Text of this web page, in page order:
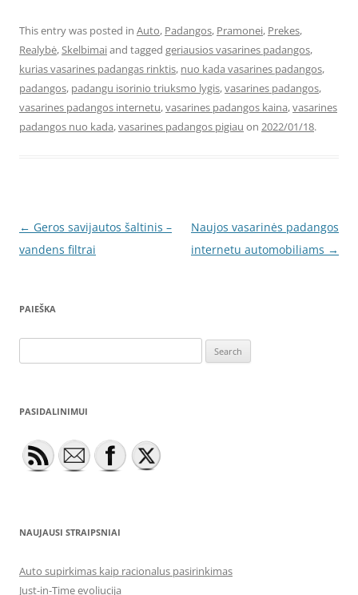
This entry was posted in Auto, Padangos, Pramonei, Prekes,
Realybė,Skelbimaiand tagged geriausios vasarines padangos,
kurias vasarines padangas rinktis, nuo kada vasarines padangos,
padangos, padangu isorinio triuksmo lygis,vasarines padangos,
vasarines padangos internetu,vasarines padangos kaina,vasarines
padangos nuo kada,vasarines padangos pigiau on 2022/01/18.
Post
navigation
← Geros savijautos šaltinis –
vandens filtrai
Naujos vasarinės padangos
internetu automobiliams →
PAIEŠKA
for:
PASIDALINIMUI
NAUJAUSI STRAIPSNIAI
Auto supirkimas kaip racionalus pasirinkimas
Just-in-Time evoliucija